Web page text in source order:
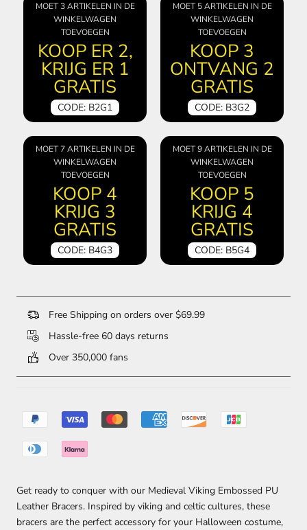
MOET 3 ARTIKELEN IN DE
WINKELWAGEN
TOEVOEGEN
KOOP ER 2,
KRIJG ER 1
GRATIS
CODE: B2G1
MOET 5 ARTIKELEN IN DE
WINKELWAGEN
TOEVOEGEN
KOOP 3
ONTVANG 2
GRATIS
CODE: B3G2
MOET 7 ARTIKELEN IN DE
WINKELWAGEN
TOEVOEGEN
KOOP 4
KRIJG 3
GRATIS
CODE: B4G3
MOET 9 ARTIKELEN IN DE
WINKELWAGEN
TOEVOEGEN
KOOP 5
KRIJG 4
GRATIS
CODE: B5G4
Free Shipping on orders over $69.99
Hassle-free 60 days returns
Over 350,000 fans
Get ready to conquer with our Medieval Viking Embossed PU
Leather Bracers. Inspired by viking and celtic cultures, these
bracers are the perfect accessory for your Halloween costume,